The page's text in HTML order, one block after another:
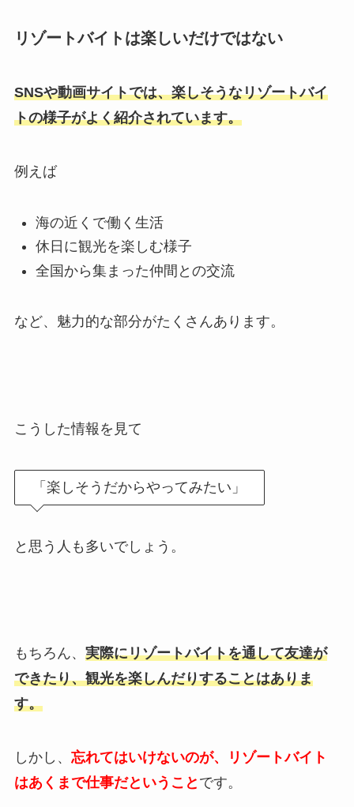
リゾートバイトは楽しいだけではない
SNSや動画サイトでは、楽しそうなリゾートバイ
トの様子がよく紹介されています。
例えば
海の近くで働く生活
休日に観光を楽しむ様子
全国から集まった仲間との交流
など、魅力的な部分がたくさんあります。
こうした情報を見て
「楽しそうだからやってみたい」
と思う人も多いでしょう。
もちろん、 実際にリゾートバイトを通して友達が
できたり、観光を楽しんだりすることはありま
す。
しかし、 忘れてはいけないのが、リゾートバイト
はあくまで仕事だということ です。